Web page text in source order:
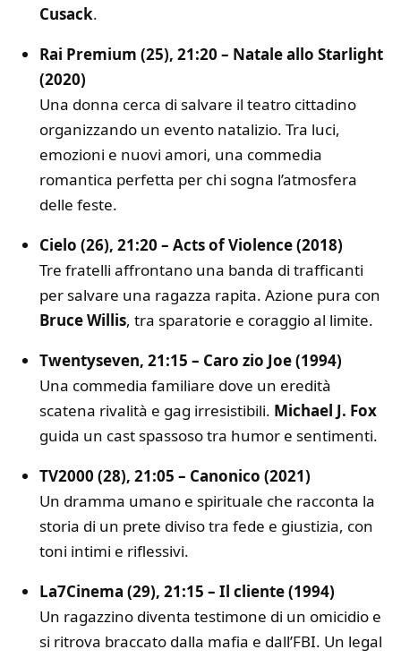
Cusack.
Rai Premium (25), 21:20 – Natale allo Starlight
(2020)
Una donna cerca di salvare il teatro cittadino
organizzando un evento natalizio. Tra luci,
emozioni e nuovi amori, una commedia
romantica perfetta per chi sogna l’atmosfera
delle feste.
Cielo (26), 21:20 – Acts of Violence (2018)
Tre fratelli affrontano una banda di trafficanti
per salvare una ragazza rapita. Azione pura con
Bruce Willis, tra sparatorie e coraggio al limite.
Twentyseven, 21:15 – Caro zio Joe (1994)
Una commedia familiare dove un eredità
scatena rivalità e gag irresistibili. Michael J. Fox
guida un cast spassoso tra humor e sentimenti.
TV2000 (28), 21:05 – Canonico (2021)
Un dramma umano e spirituale che racconta la
storia di un prete diviso tra fede e giustizia, con
toni intimi e riflessivi.
La7Cinema (29), 21:15 – Il cliente (1994)
Un ragazzino diventa testimone di un omicidio e
si ritrova braccato dalla mafia e dall’FBI. Un legal